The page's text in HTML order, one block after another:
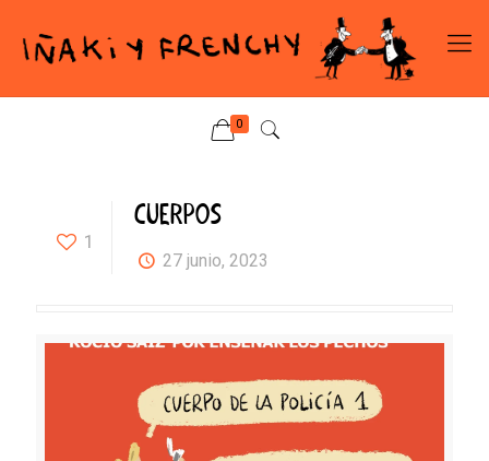
0
1
CUERPOS
27 junio, 2023